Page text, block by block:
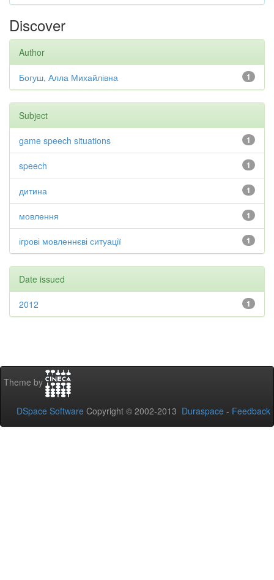
Discover
Author
1
Богуш, Алла Михайлівна
Subject
1
game speech situations
1
speech
1
дитина
1
мовлення
1
ігрові мовленнєві ситуації
Date issued
1
2012
Theme by
DSpace Software Copyright © 2002-2013 Duraspace - Feedback